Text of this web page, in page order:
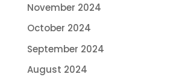
November 2024
October 2024
September 2024
August 2024